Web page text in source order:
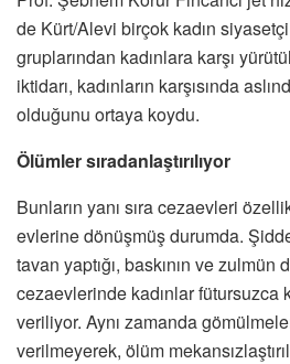
de Kürt/Alevi birçok kadın
gruplarından kadınlara karşı
iktidarı, kadınların karşısında
olduğunu ortaya koydu.
Ölümler sıradanlaştırılıyor
Bunların yanı sıra cezaevleri
evlerine dönüşmüş durumda.
tavan yaptığı, baskının ve zulmün
cezaevlerinde kadınlar fütursuzca
veriliyor. Aynı zamanda
verilmeyerek, ölüm